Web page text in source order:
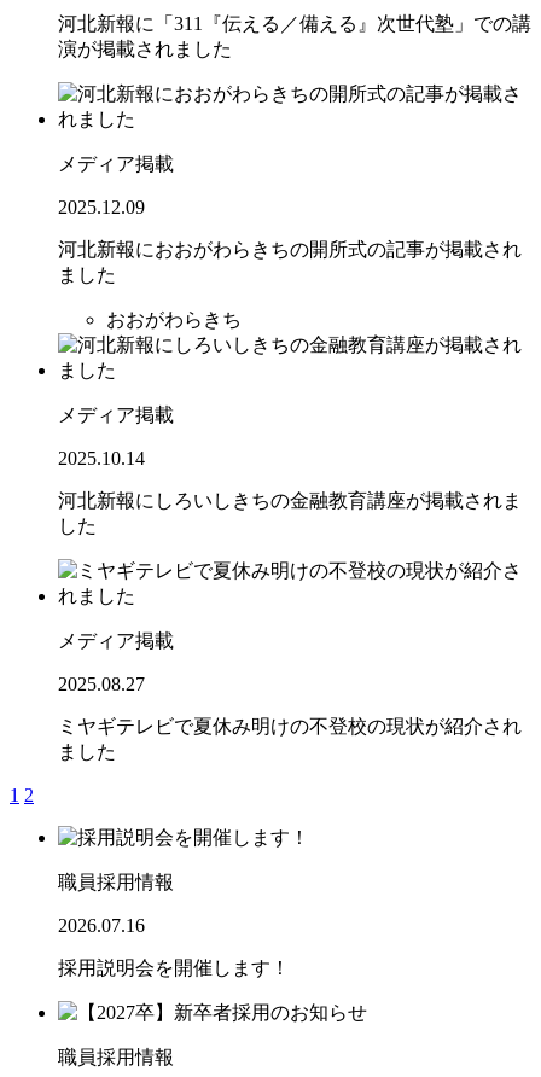
河北新報に「311『伝える／備える』次世代塾」での講
演が掲載されました
メディア掲載
2025.12.09
河北新報におおがわらきちの開所式の記事が掲載され
ました
おおがわらきち
メディア掲載
2025.10.14
河北新報にしろいしきちの金融教育講座が掲載されま
した
メディア掲載
2025.08.27
ミヤギテレビで夏休み明けの不登校の現状が紹介され
ました
1 2
職員採用情報
2026.07.16
採用説明会を開催します！
職員採用情報